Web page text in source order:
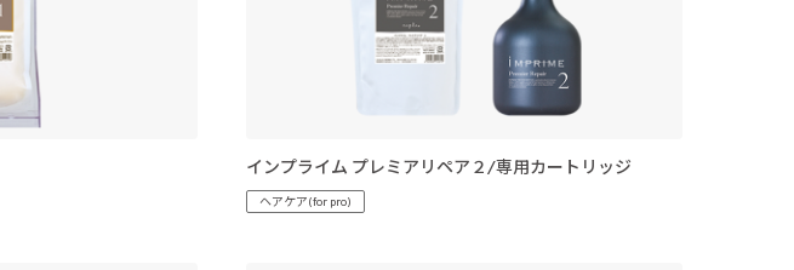
インプライム プレミアリペア２/専用カートリッジ
ヘアケア(for pro)